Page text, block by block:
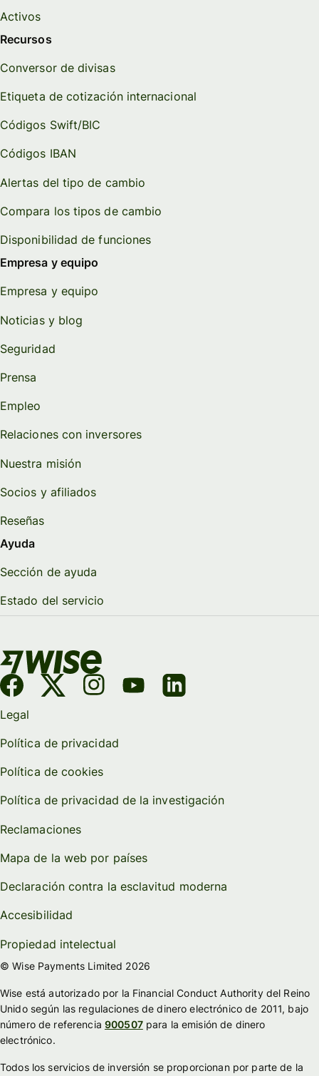
Activos
Recursos
Conversor de divisas
Etiqueta de cotización internacional
Códigos Swift/BIC
Códigos IBAN
Alertas del tipo de cambio
Compara los tipos de cambio
Disponibilidad de funciones
Empresa y equipo
Empresa y equipo
Noticias y blog
Seguridad
Prensa
Empleo
Relaciones con inversores
Nuestra misión
Socios y afiliados
Reseñas
Ayuda
Sección de ayuda
Estado del servicio
Legal
Política de privacidad
Política de cookies
Política de privacidad de la investigación
Reclamaciones
Mapa de la web por países
Declaración contra la esclavitud moderna
Accesibilidad
Propiedad intelectual
© Wise Payments Limited 2026
Wise está autorizado por la Financial Conduct Authority del Reino
Unido según las regulaciones de dinero electrónico de 2011, bajo
número de referencia 900507para la emisión de dinero
electrónico.
Todos los servicios de inversión se proporcionan por parte de la